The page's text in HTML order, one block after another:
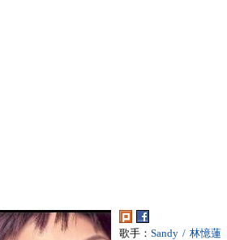
歌手： Sandy / 林憶蓮